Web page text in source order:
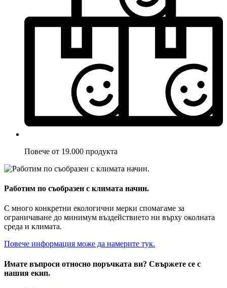
Повече от 19.000 продукта
Работим по съобразен с климата начин.
С много конкретни екологични мерки спомагаме за
ограничаване до минимум въздействието ни върху околната
среда и климата.
Повече информация може да намерите тук.
Имате въпроси относно поръчката ви? Свържете се с
нашия екип.